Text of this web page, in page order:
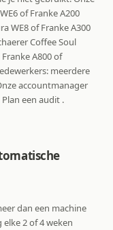
of Franke A200
WE8 of Franke A300
Coffee Soul
A800 of
meerdere
accountmanager
een audit .
dan een machine
2 of 4 weken